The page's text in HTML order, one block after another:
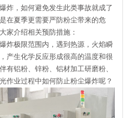
炸，如何避免发生此类事故就成了
在夏季更需要严防粉尘带来的危
家介绍相关预防措施：
炸极限范围内，遇到热源，火焰瞬
产生化学反应形成很高的温度和很
有铝粉、锌粉、铝材加工研磨粉、
作业过程中如何防止粉尘爆炸呢？